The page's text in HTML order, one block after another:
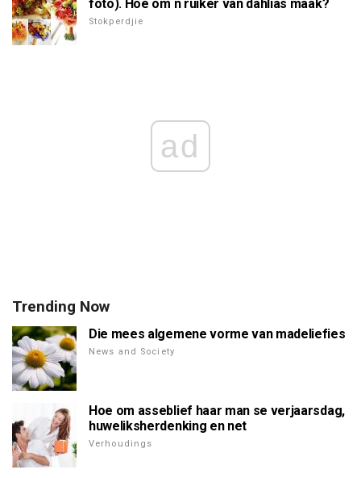
foto). Hoe om n ruiker van dahlias maak?
Stokperdjie
ad
Trending Now
Die mees algemene vorme van madeliefies
News and Society
Hoe om asseblief haar man se verjaarsdag,
huweliksherdenking en net
Verhoudings